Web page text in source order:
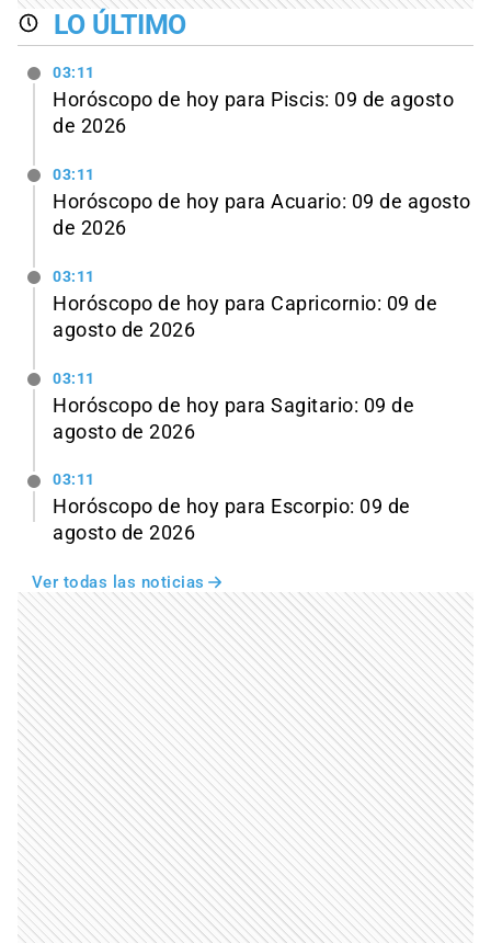
LO ÚLTIMO
03:11
Horóscopo de hoy para Piscis: 09 de agosto
de 2026
03:11
Horóscopo de hoy para Acuario: 09 de agosto
de 2026
03:11
Horóscopo de hoy para Capricornio: 09 de
agosto de 2026
03:11
Horóscopo de hoy para Sagitario: 09 de
agosto de 2026
03:11
Horóscopo de hoy para Escorpio: 09 de
agosto de 2026
Ver todas las noticias